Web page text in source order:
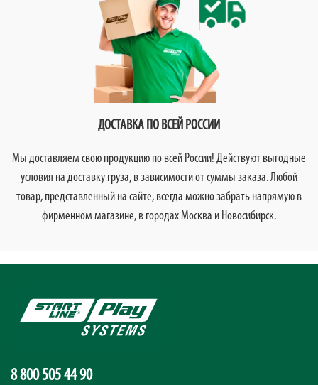
ДОСТАВКА ПО ВСЕЙ РОССИИ
Мы доставляем свою продукцию по всей России! Действуют выгодные
условия на доставку груза, в зависимости от суммы заказа. Любой
товар, представленный на сайте, всегда можно забрать напрямую в
фирменном магазине, в городах Москва и Новосибирск.
8 800 505 44 90